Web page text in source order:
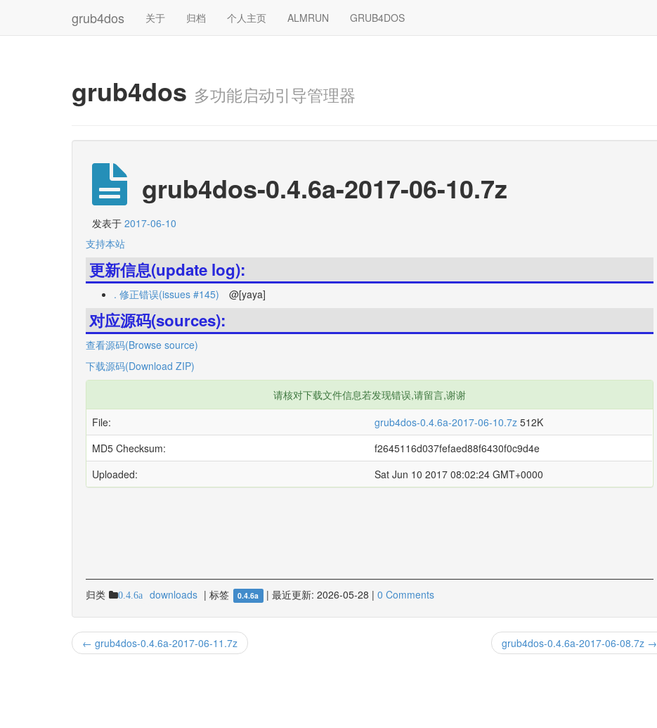
grub4dos 关于 归档 个人主页 ALMRUN GRUB4DOS
grub4dos 多功能启动引导管理器
grub4dos-0.4.6a-2017-06-10.7z
发表于 2017-06-10
支持本站
更新信息(update log):
. 修正错误(issues #145) @[yaya]
对应源码(sources):
查看源码(Browse source)
下载源码(Download ZIP)
请核对下载文件信息若发现错误,请留言,谢谢
File:
grub4dos-0.4.6a-2017-06-10.7z 512K
MD5 Checksum:
f2645116d037fefaed88f6430f0c9d4e
Uploaded:
Sat Jun 10 2017 08:02:24 GMT+0000
归类 0.4.6a downloads | 标签 0.4.6a | 最近更新: 2026-05-28 | 0 Comments
← grub4dos-0.4.6a-2017-06-11.7z grub4dos-0.4.6a-2017-06-08.7z →